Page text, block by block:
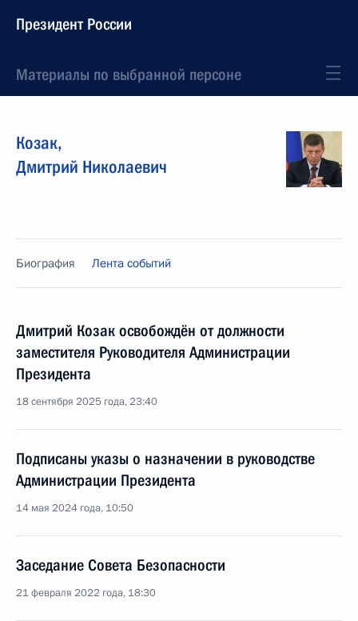
Президент России
Материалы по выбранной персоне
Козак,
Дмитрий Николаевич
Биография Лента событий
Дмитрий Козак освобождён от должности
заместителя Руководителя Администрации
Президента
18 сентября 2025 года, 23:40
Подписаны указы о назначении в руководстве
Администрации Президента
14 мая 2024 года, 10:50
Заседание Совета Безопасности
21 февраля 2022 года, 18:30